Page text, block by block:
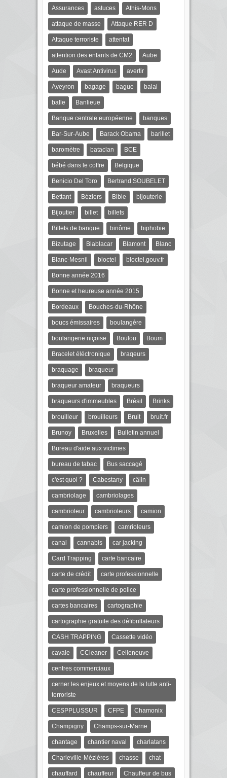
Assurances astuces Athis-Mons
attaque de masse Attaque RER D
Attaque terroriste attentat
attention des enfants de CM2 Aube
Aude Avast Antivirus avertir
Aveyron bagage bague balai
balle Banlieue
Banque centrale européenne banques
Bar-Sur-Aube Barack Obama barillet
baromètre bataclan BCE
bébé dans le coffre Belgique
Benicio Del Toro Bertrand SOUBELET
Bettant Béziers Bible bijouterie
Bijoutier billet billets
Billets de banque binôme biphobie
Bizutage Blablacar Blamont Blanc
Blanc-Mesnil bloctel bloctel.gouv.fr
Bonne année 2016
Bonne et heureuse année 2015
Bordeaux Bouches-du-Rhône
boucs émissaires boulangère
boulangerie niçoise Boulou Boum
Bracelet éléctronique braqeurs
braquage braqueur
braqueur amateur braqueurs
braqueurs d'immeubles Brésil Brinks
brouilleur brouilleurs Bruit bruit.fr
Brunoy Bruxelles Bulletin annuel
Bureau d'aide aux victimes
bureau de tabac Bus saccagé
c'est quoi ? Cabestany câlin
cambriolage cambriolages
cambrioleur cambrioleurs camion
camion de pompiers camrioleurs
canal cannabis car jacking
Card Trapping carte bancaire
carte de crédit carte professionnelle
carte professionnelle de police
cartes bancaires cartographie
cartographie gratuite des défibrillateurs
CASH TRAPPING Cassette vidéo
cavale CCleaner Celleneuve
centres commerciaux
cerner les enjeux et moyens de la lutte anti-
terroriste
CESPPLUSSUR CFPE Chamonix
Champigny Champs-sur-Marne
chantage chantier naval charlatans
Charleville-Mézières chasse chat
chauffard chauffeur Chauffeur de bus